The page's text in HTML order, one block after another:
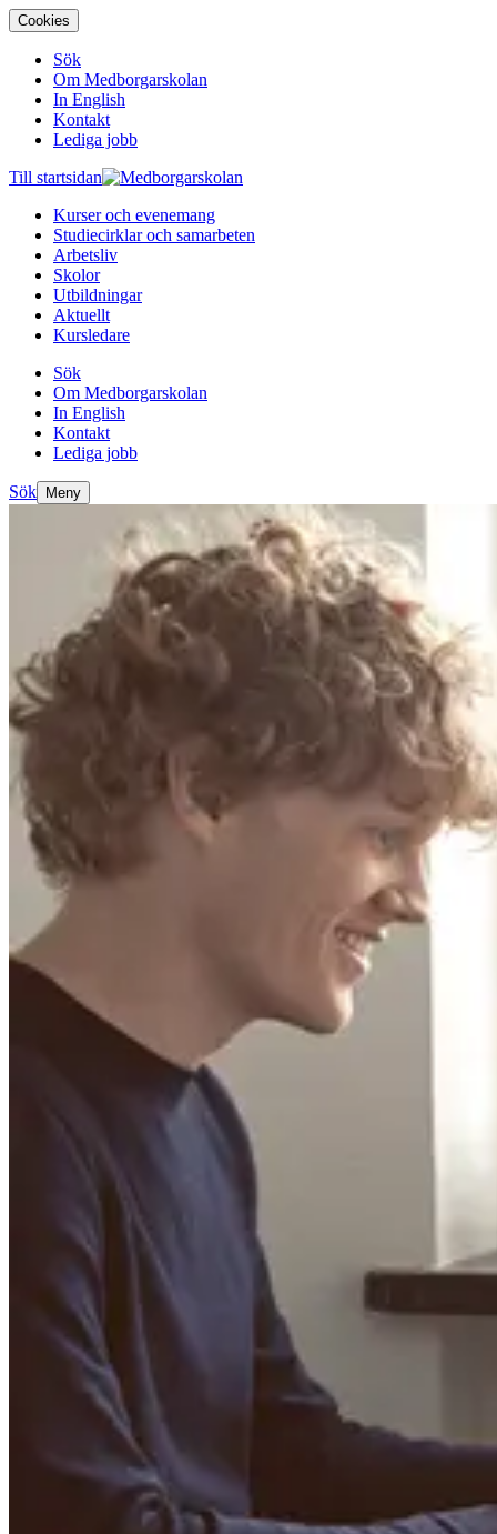
Cookies
Sök
Om Medborgarskolan
In English
Kontakt
Lediga jobb
Till startsidan
Kurser och evenemang
Studiecirklar och samarbeten
Arbetsliv
Skolor
Utbildningar
Aktuellt
Kursledare
Sök
Om Medborgarskolan
In English
Kontakt
Lediga jobb
Sök Meny